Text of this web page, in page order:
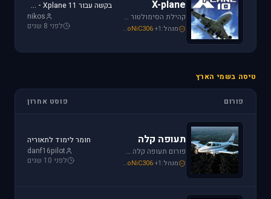
X-plane
קהילת הסימולטור X-plane, סימולטור העתיד של התעופה האזרחית. בפורום תוכלו לקבל מידע ותמיכה. אז קדימה, תפסו את הג'ויסטיק והצטרפו לחוויה.
מנהל: Mike_69th SoNiC306+1
בקשה עבור Xplane 11 - צביעה של חברת ישראייר למטוס FF A320
nikos
לפני 8 שנים
טיסה בשמי הארץ
פורום פוסט אחרון
תעופה קלה
פורום תעופה קלה מתמחה בכל האפשרויות הקיימות: טייס ליום אחד, טיסה בשמי ישראל, חברות תעופה, בתי ספר לטיסה, רשיון טייס ואפילו טיסות רומנטיות.
מנהל: loven SoNiC306+1
חומר לימוד לתאוריה
danf16pilot
לפני 10 שנים